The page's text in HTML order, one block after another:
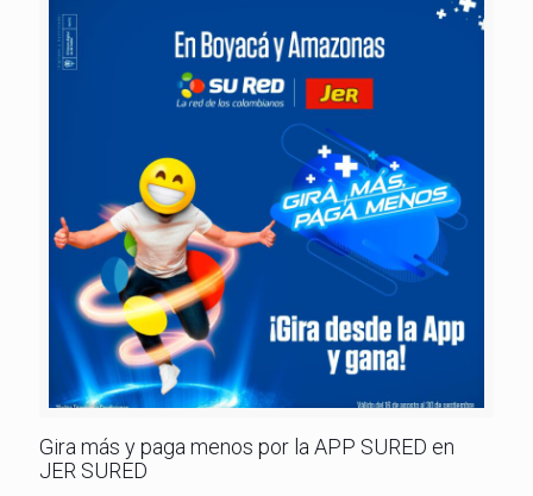
Gira más y paga menos por la APP SURED en
JER SURED